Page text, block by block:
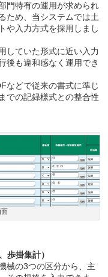
門特有の運用が求められ
ため、当システムでは土
や入力方式を採用しまし
していた形式に近い入力
後も違和感なく運用でき
などで従来の書式に準じ
での記録様式との整合性
歩掛集計）
械の3つの区分から、主